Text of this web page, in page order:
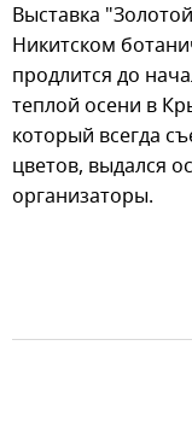
Выставка
Никитском
продлится до
теплой осени в
который всегда
цветов, выдался
организаторы.